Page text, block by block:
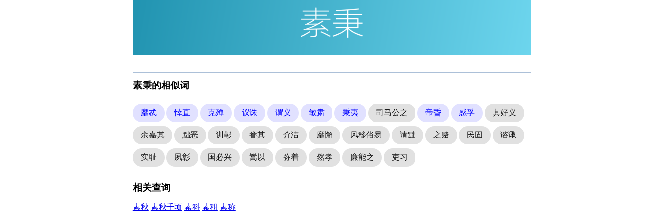
素秉的相似词
靡忒 悻直 克殚 议诛 谓义 敏肃 秉夷 司马公之 帝昏 感孚 其好义
余嘉其 黜恶 训彰 眷其 介洁 靡懈 风移俗易 请黜 之赂 民固 谘诹
实耻 夙彰 国必兴 嵩以 弥着 然孝 廉能之 吏习
相关查询
素秋 素秋千顷 素科 素积 素称